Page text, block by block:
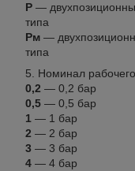
Р —
типа
Рм —
типа
Номинал
0,2 — 0,2 бар
0,5 — 0,5 бар
1 — 1 бар
2 — 2 бар
3 — 3 бар
4 — 4 бар